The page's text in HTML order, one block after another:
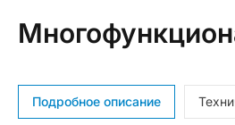
Подробное описание